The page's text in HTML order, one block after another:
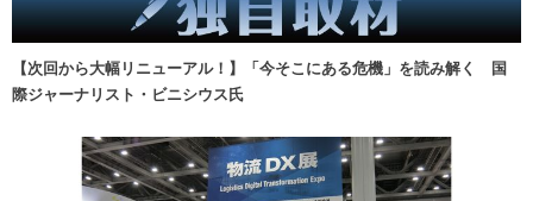
【次回から大幅リニューアル！】「今そこにある危機」を読み解く 国
際ジャーナリスト・ビニシウス氏